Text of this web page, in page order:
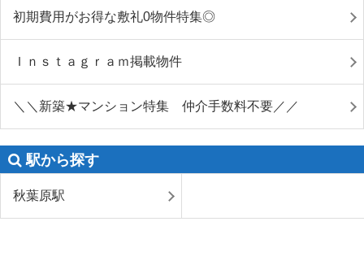
初期費用がお得な敷礼0物件特集◎
Ｉｎｓｔａｇｒａｍ掲載物件
＼＼新築★マンション特集 仲介手数料不要／／
駅から探す
秋葉原駅